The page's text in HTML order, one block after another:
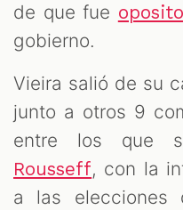
de que fue
gobierno.
Vieira salió de su
junto a otros 9
entre los que
Rousseff, con la
a las elecciones